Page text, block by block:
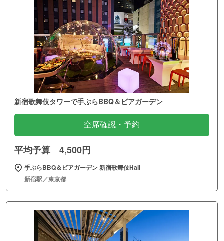
新宿歌舞伎タワーで手ぶらBBQ＆ビアガーデン
空席確認・予約
平均予算 4,500円
手ぶらBBQ＆ビアガーデン 新宿歌舞伎Hall
新宿駅／東京都